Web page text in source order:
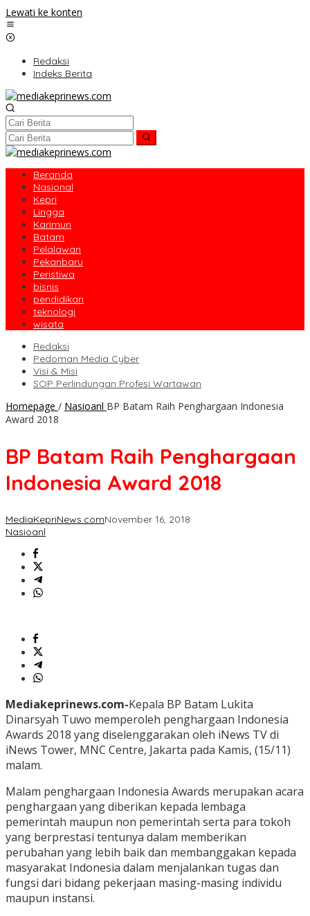
Lewati ke konten
Redaksi
Indeks Berita
Beranda
Nasional
Kepri
Lingga
Karimun
Batam
Pelalawan
Pekanbaru
Peristiwa
bisnis
pendidikan
teknologi
wisata
Redaksi
Pedoman Media Cyber
Visi & Misi
SOP Perlindungan Profesi Wartawan
Homepage / Nasioanl BP Batam Raih Penghargaan Indonesia
Award 2018
BP Batam Raih Penghargaan
Indonesia Award 2018
MediaKepriNews.comNovember 16, 2018
Nasioanl
Mediakeprinews.com-Kepala BP Batam Lukita
Dinarsyah Tuwo memperoleh penghargaan Indonesia
Awards 2018 yang diselenggarakan oleh iNews TV di
iNews Tower, MNC Centre, Jakarta pada Kamis, (15/11)
malam.
Malam penghargaan Indonesia Awards merupakan acara
penghargaan yang diberikan kepada lembaga
pemerintah maupun non pemerintah serta para tokoh
yang berprestasi tentunya dalam memberikan
perubahan yang lebih baik dan membanggakan kepada
masyarakat Indonesia dalam menjalankan tugas dan
fungsi dari bidang pekerjaan masing-masing individu
maupun instansi.